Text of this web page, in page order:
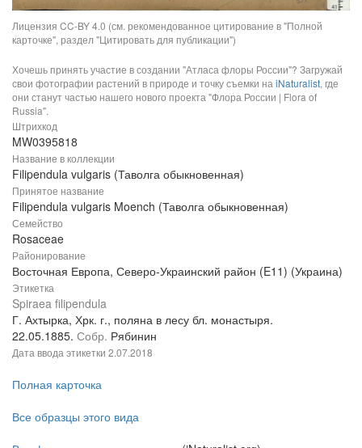
Лицензия CC-BY 4.0 (см. рекомендованное цитирование в "Полной
карточке", раздел "Цитировать для публикации")
Хочешь принять участие в создании "Атласа флоры России"? Загружай
свои фотографии растений в природе и точку съемки на iNaturalist, где
они станут частью нашего нового проекта "Флора России | Flora of
Russia".
Штрихкод
MW0395818
Название в коллекции
Filipendula vulgaris (Таволга обыкновенная)
Принятое название
Filipendula vulgaris Moench (Таволга обыкновенная)
Семейство
Rosaceae
Районирование
Восточная Европа, Северо-Украинский район (E11) (Украина)
Этикетка
Spiraea filipendula
Г. Ахтырка, Хрк. г., поляна в лесу бл. монастыря.
22.05.1885. Собр. Рябинин
Дата ввода этикетки 2.07.2018
Полная карточка
Все образцы этого вида